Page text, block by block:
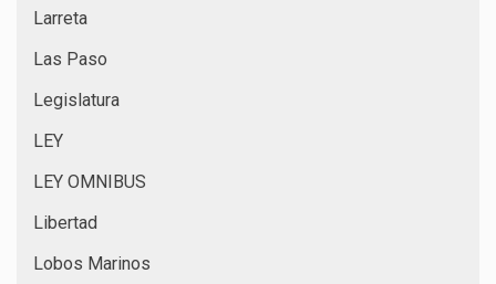
Larreta
Las Paso
Legislatura
LEY
LEY OMNIBUS
Libertad
Lobos Marinos